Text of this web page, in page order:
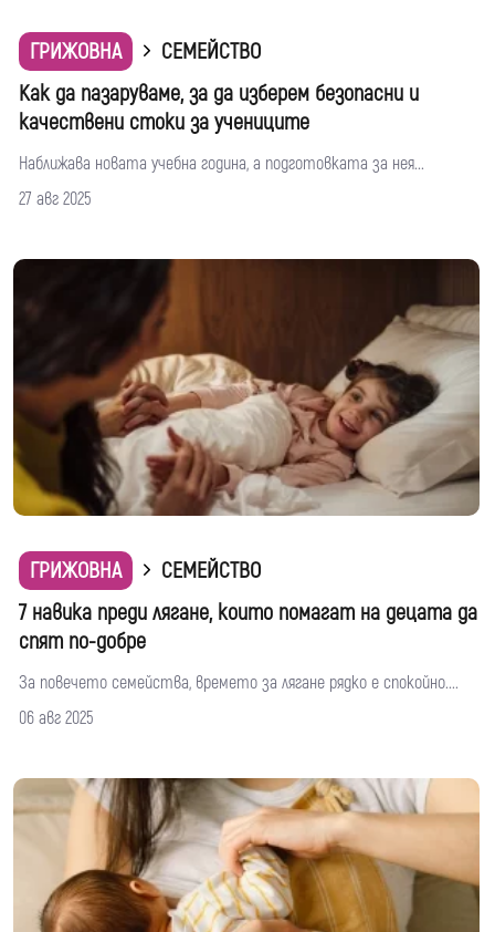
ГРИЖОВНА
СЕМЕЙСТВО
Как да пазаруваме, за да изберем безопасни и
качествени стоки за учениците
Наближава новата учебна година, а подготовката за нея...
27 авг 2025
ГРИЖОВНА
СЕМЕЙСТВО
7 навика преди лягане, които помагат на децата да
спят по-добре
За повечето семейства, времето за лягане рядко е спокойно....
06 авг 2025